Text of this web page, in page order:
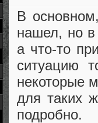
В
нашел, но
а что-то
ситуацию
некоторые
для таких
подробно.